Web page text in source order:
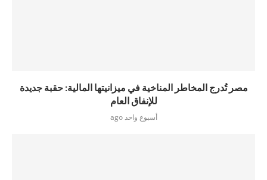
مصر تُدرج المخاطر المناخية في ميزانيتها المالية: حقبة جديدة
للإنفاق العام
أسبوع واحد ago